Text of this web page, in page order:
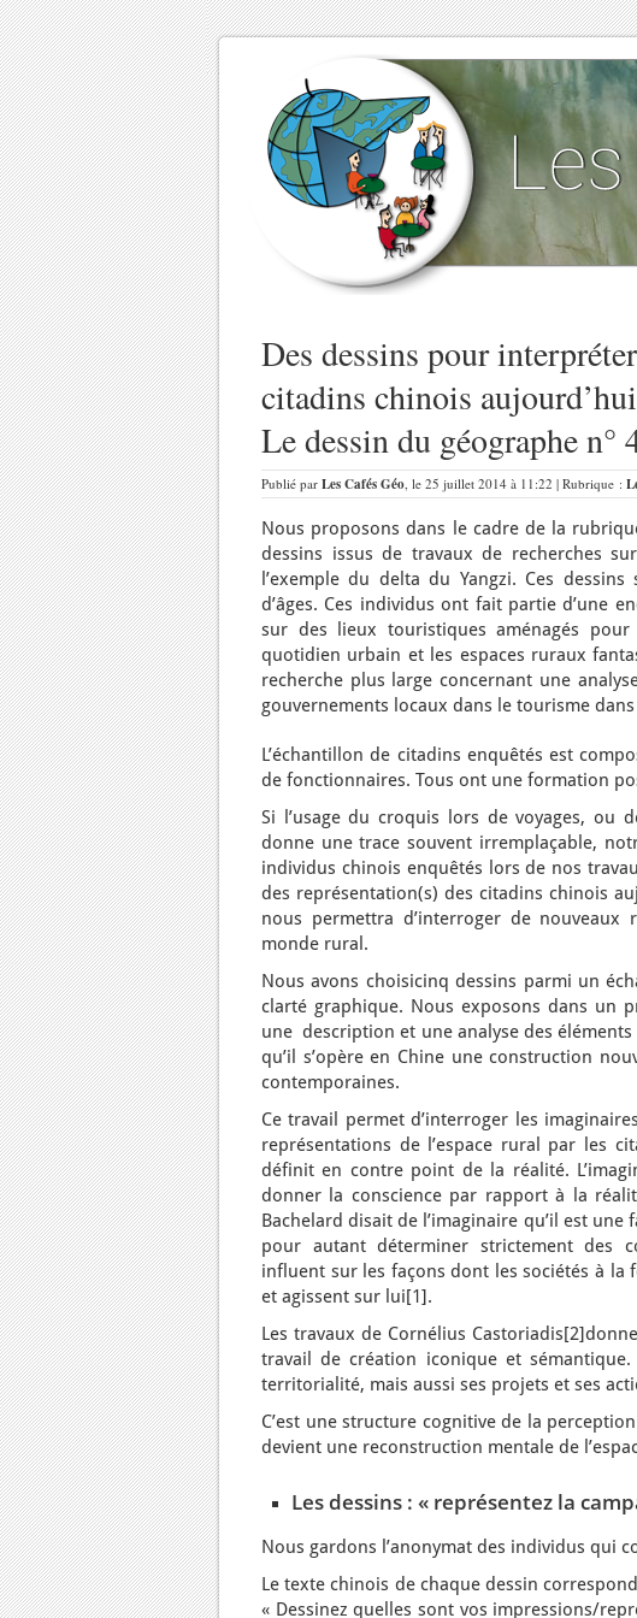
Des dessins pour
citadins chinois
Le dessin du géographe n°
Publié par Les Cafés Géo, le 25 juillet 2014 à 11:22 | Rubrique :
Nous proposons dans le cadre de la
dessins issus de travaux de recherches
l’exemple du delta du Yangzi. Ces
d’âges. Ces individus ont fait partie d’une
sur des lieux touristiques aménagés
quotidien urbain et les espaces ruraux
recherche plus large concernant une
gouvernements locaux dans le tourisme
L’échantillon de citadins enquêtés est
de fonctionnaires. Tous ont une formation
Si l’usage du croquis lors de voyages, ou
donne une trace souvent irremplaçable,
individus chinois enquêtés lors de nos
des représentation(s) des citadins chinois
nous permettra d’interroger de
monde rural.
Nous avons choisicinq dessins parmi un
clarté graphique. Nous exposons dans un
une description et une analyse des
qu’il s’opère en Chine une construction
contemporaines.
Ce travail permet d’interroger les
représentations de l’espace rural par les
définit en contre point de la réalité.
donner la conscience par rapport à la
Bachelard disait de l’imaginaire qu’il est une
pour autant déterminer strictement des
influent sur les façons dont les sociétés à la
et agissent sur lui[1].
Les travaux de Cornélius
travail de création iconique et
territorialité, mais aussi ses projets et ses
C’est une structure cognitive de la
devient une reconstruction mentale de
Les dessins : « représentez la
Nous gardons l’anonymat des individus qui
Le texte chinois de chaque dessin
« Dessinez quelles sont vos impressions/